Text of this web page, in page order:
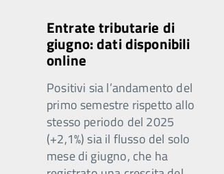
Entrate tributarie di
giugno: dati disponibili
online
Positivi sia l’andamento del
primo semestre rispetto allo
stesso periodo del 2025
(+2,1%) sia il flusso del solo
mese di giugno, che ha